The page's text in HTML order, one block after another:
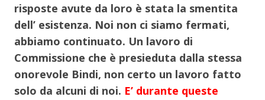
risposte avute da loro è stata la smentita
dell’ esistenza. Noi non ci siamo fermati,
abbiamo continuato. Un lavoro di
Commissione che è presieduta dalla stessa
onorevole Bindi, non certo un lavoro fatto
solo da alcuni di noi. E’ durante queste